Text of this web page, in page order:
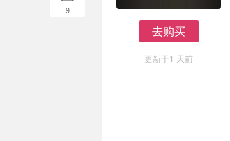
去购买
更新于1 天前
9